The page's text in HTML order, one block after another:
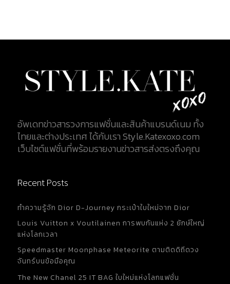
กัน โดยเปิดตัวครั้งแรกในปี ค.ศ. 2001 ในงานแฟชั่นโชว์
Stephen Sprouse ซึ่งเสียชีวิตในปี ค.ศ. 2004 ความ
แตกต่างระหว่าง 2...
อัพเดทข่าวสารวงการแฟชั่นและสินค้าแบรนด์เนม ทั้ง
ไทยและต่างประเทศ ได้กับเรา Style.Katexoxo.com
เว็บไซต์แฟชั่นที่พร้อมรายงานข่าวสารส่งตรงถึงคุณ
Recent Posts
ทำความรู้จัก Dior D-Journey กระเป๋าใบใหม่จาก Dior
Louis Vuitton x Voutilainen การพบกันแห่ง 2 ยักษ์ใหญ่
แห่งโลกเวลา
Speedmaster Moonphase Meteorite ตามติดดิถีดวง
จันทร์บนข้อมือคุณ
The New Chanel 25 IT BAG ใบใหม่แห่งโลกแฟชั่น